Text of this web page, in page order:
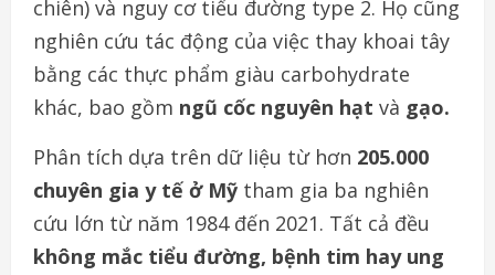
chiên) và nguy cơ tiểu đường type 2. Họ cũng
nghiên cứu tác động của việc thay khoai tây
bằng các thực phẩm giàu carbohydrate
khác, bao gồm ngũ cốc nguyên hạt và gạo.
Phân tích dựa trên dữ liệu từ hơn 205.000
chuyên gia y tế ở Mỹ tham gia ba nghiên
cứu lớn từ năm 1984 đến 2021. Tất cả đều
không mắc tiểu đường, bệnh tim hay ung